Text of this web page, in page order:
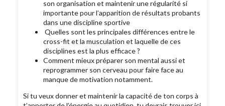
son organisation et maintenir une régularité si
importante pour l’apparition de résultats probants
dans une discipline sportive
Quelles sont les principales différences entre le
cross-fit et la musculation et laquelle de ces
disciplines est la plus efficace ?
Comment mieux préparer son mental aussi et
reprogrammer son cerveau pour faire face au
manque de motivation notamment.
Si tu veux donner et maintenir la capacité de ton corps à